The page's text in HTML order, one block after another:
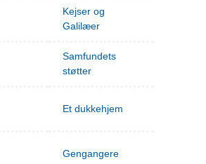
Kejser og
Galilæer
Samfundets
støtter
Et dukkehjem
Gengangere